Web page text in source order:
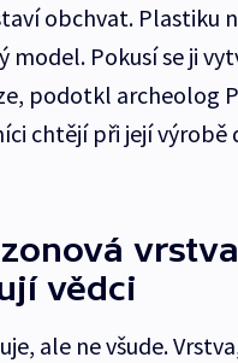
obchvat. Plastiku
Pokusí se ji
podotkl archeolog
chtějí při její výrobě
vědci
ale ne všude.